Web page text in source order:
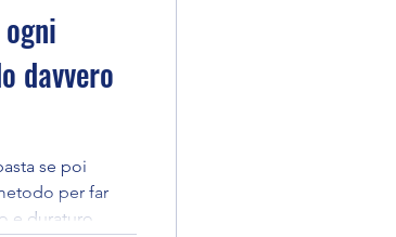
davvero
se poi
per far
e duraturo.